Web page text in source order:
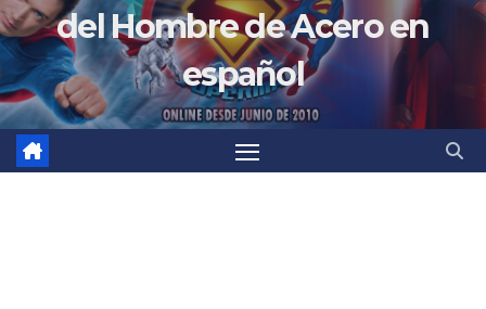
del Hombre de Acero en
español